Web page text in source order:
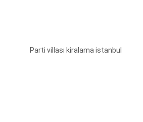
Parti villası kiralama istanbul